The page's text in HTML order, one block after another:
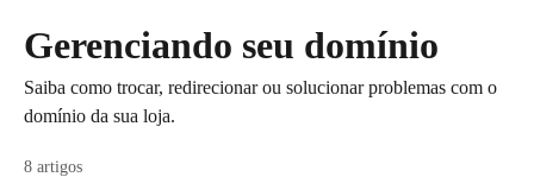
Gerenciando seu domínio
Saiba como trocar, redirecionar ou solucionar problemas com o
domínio da sua loja.
8 artigos